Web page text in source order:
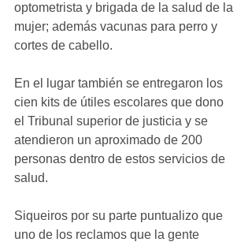
optometrista y brigada de la salud de la
mujer; además vacunas para perro y
cortes de cabello.
En el lugar también se entregaron los
cien kits de útiles escolares que dono
el Tribunal superior de justicia y se
atendieron un aproximado de 200
personas dentro de estos servicios de
salud.
Siqueiros por su parte puntualizo que
uno de los reclamos que la gente